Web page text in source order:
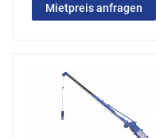
Mietpreis anfragen